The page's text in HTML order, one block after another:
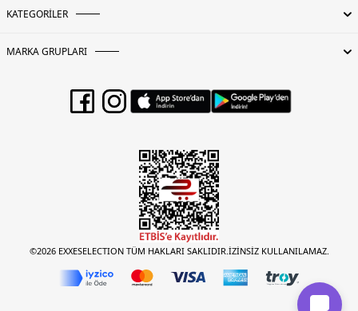
KATEGORİLER
MARKA GRUPLARI
©2026 EXXESELECTION TÜM HAKLARI SAKLIDIR.İZİNSİZ KULLANILAMAZ.